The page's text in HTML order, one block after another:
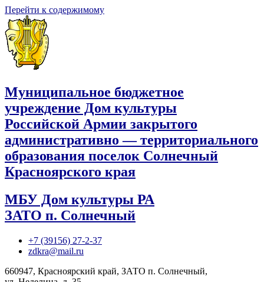
Перейти к содержимому
Муниципальное бюджетное
учреждение Дом культуры
Российской Армии закрытого
административно — территориального
образования поселок Солнечный
Красноярского края
МБУ Дом культуры РА
ЗАТО п. Солнечный
+7 (39156) 27-2-37
zdkra@mail.ru
660947, Красноярский край, ЗАТО п. Солнечный,